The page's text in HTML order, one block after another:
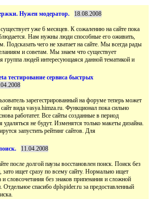
уже 6 месяцев. К сожалению на сайте пока
Нам нужны люди способные его оживить,
Подсказать чего не хватает на сайте. Мы всегда рады
и советам. Мы знаем что существует
тестирование сервиса быстрых
зарегестрированный на форуме теперь может
сайт вида vasya.himza.ru. Функционал пока сильно
работатет. Все сайты созданные в период
удаляться не будут. Изменятся только макеты дизайна.
после долгой паузы восстановлен поиск. Поиск без
ищет сразу по всему сайту. Нормально ищет
и словсочетания без знаков припенания и сложной
спасибо dplspider.ru за предоставленный